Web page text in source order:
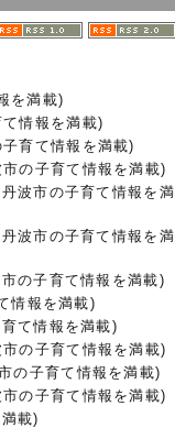
を満載)
情報を満載)
育て情報を満載)
の子育て情報を満載)
波市の子育て情報を満
波市の子育て情報を満
の子育て情報を満載)
情報を満載)
て情報を満載)
の子育て情報を満載)
の子育て情報を満載)
の子育て情報を満載)
載)